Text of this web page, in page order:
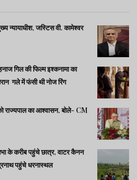
न्यायाधीश, जस्टिस वी. कामेश्वर
गिल की फिल्म इश्कनामा का
गले में फंसी थी नोज रिंग
राज्यपाल का आश्वासन, बोले- CM
के करीब पहुंचे छात्र, वाटर कैनन
पहुंचे धरनास्थल